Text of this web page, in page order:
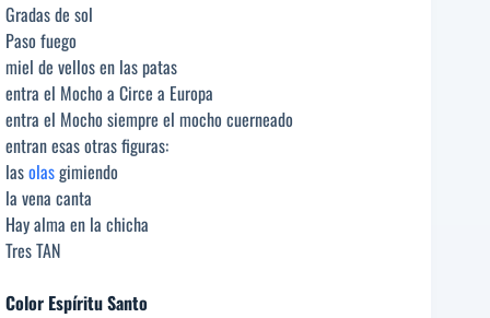
Gradas de sol
Paso fuego
miel de vellos en las patas
entra el Mocho a Circe a Europa
entra el Mocho siempre el mocho cuerneado
entran esas otras figuras:
lasolasgimiendo
la vena canta
Hay alma en la chicha
Tres TAN
Color Espíritu Santo